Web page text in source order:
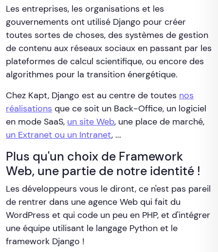
Les entreprises, les organisations et les
gouvernements ont utilisé Django pour créer
toutes sortes de choses, des systèmes de gestion
de contenu aux réseaux sociaux en passant par les
plateformes de calcul scientifique, ou encore des
algorithmes pour la transition énergétique.
Chez Kapt, Django est au centre de toutes nos
réalisations que ce soit un Back-Office, un logiciel
en mode SaaS, un site Web, une place de marché,
un Extranet ou un Intranet, ...
Plus qu'un choix de Framework
Web, une partie de notre identité !
Les développeurs vous le diront, ce n'est pas pareil
de rentrer dans une agence Web qui fait du
WordPress et qui code un peu en PHP, et d'intégrer
une équipe utilisant le langage Python et le
framework Django !